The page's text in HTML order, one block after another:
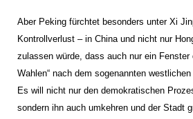
Aber Peking fürchtet besonders unter Xi
Kontrollverlust – in China und nicht nur
zulassen würde, dass auch nur ein Fenster
Wahlen“ nach dem sogenannten
Es will nicht nur den demokratischen
sondern ihn auch umkehren und der Stadt